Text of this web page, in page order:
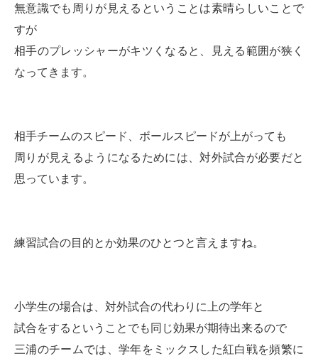
無意識でも周りが見えるということは素晴らしいことで
すが
相手のプレッシャーがキツくなると、見える範囲が狭く
なってきます。
相手チームのスピード、ボールスピードが上がっても
周りが見えるようになるためには、対外試合が必要だと
思っています。
練習試合の目的とか効果のひとつと言えますね。
小学生の場合は、対外試合の代わりに上の学年と
試合をするということでも同じ効果が期待出来るので
三浦のチームでは、学年をミックスした紅白戦を頻繁に